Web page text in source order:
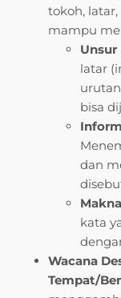
tokoh,
mampu
latar
bisa
dan
kata
Wacana
Tempat/